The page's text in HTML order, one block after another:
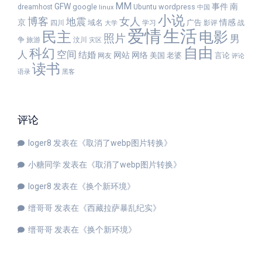
dreamhost GFW google linux MM Ubuntu wordpress 中国 事件南
京博客 四川 地震 域名 大学 女人 学习 小说 广告 影评 情感 战
争 旅游 民主 汶川 灾区 照片 爱情生活 电影 男
人 科幻 空间 结婚 网友 网站 网络 美国 老婆 自由 言论 评论
语录 读书 黑客
评论
loger8 发表在《取消了webp图片转换》
小糖同学发表在《取消了webp图片转换》
loger8 发表在《换个新环境》
缙哥哥发表在《西藏拉萨暴乱纪实》
缙哥哥发表在《换个新环境》